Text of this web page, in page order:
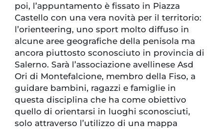
poi, l’appuntamento è fissato in Piazza
Castello con una vera novità per il territorio:
l’orienteering, uno sport molto diffuso in
alcune aree geografiche della penisola ma
ancora piuttosto sconosciuto in provincia di
Salerno. Sarà l’associazione avellinese Asd
Ori di Montefalcione, membro della Fiso, a
guidare bambini, ragazzi e famiglie in
questa disciplina che ha come obiettivo
quello di orientarsi in luoghi sconosciuti,
solo attraverso l’utilizzo di una mappa